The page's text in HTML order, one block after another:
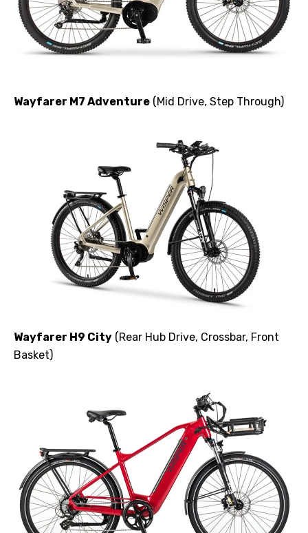
Wayfarer M7 Adventure (Mid Drive, Step Through)
Wayfarer H9 City (Rear Hub Drive, Crossbar, Front
Basket)